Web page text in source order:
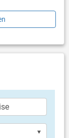
Tag / pro